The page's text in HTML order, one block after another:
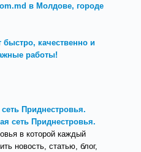
в Молдове, городе
качественно и
работы!
Приднестровья.
в которой каждый
новость, статью, блог,